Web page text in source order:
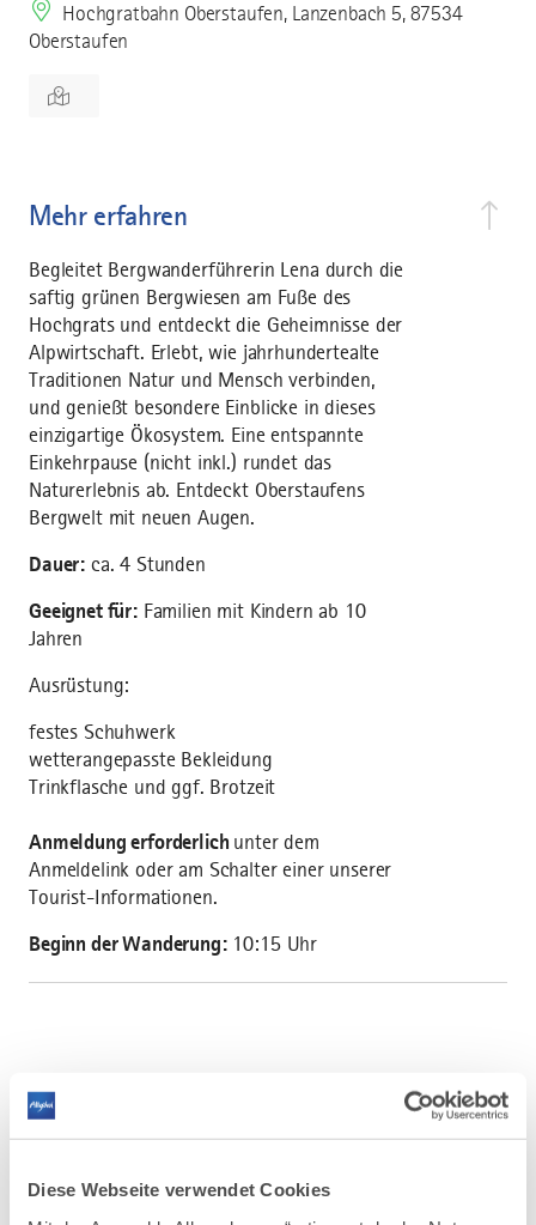
Diese Webseite verwendet Cookies
Hochgratbahn Oberstaufen, Lanzenbach 5, 87534
Oberstaufen
Mehr erfahren
Begleitet Bergwanderführerin Lena durch die
saftig grünen Bergwiesen am Fuße des
Hochgrats und entdeckt die Geheimnisse der
Alpwirtschaft. Erlebt, wie jahrhundertealte
Traditionen Natur und Mensch verbinden,
und genießt besondere Einblicke in dieses
einzigartige Ökosystem. Eine entspannte
Einkehrpause (nicht inkl.) rundet das
Naturerlebnis ab. Entdeckt Oberstaufens
Bergwelt mit neuen Augen.
Dauer: ca. 4 Stunden
Geeignet für:Familien mit Kindern ab 10
Jahren
Ausrüstung:
festes Schuhwerk
wetterangepasste Bekleidung
Trinkflasche und ggf. Brotzeit
Anmeldung erforderlich unter dem
Anmeldelink oder am Schalter einer unserer
Tourist-Informationen.
Beginn der Wanderung:10:15 Uhr
AUF DER ALLGÄU KARTE